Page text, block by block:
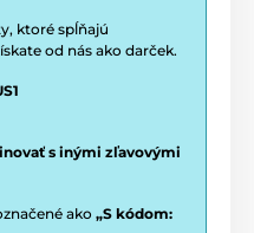
ktoré spĺňajú
od nás ako darček.
s inými zľavovými
ako „S kódom: